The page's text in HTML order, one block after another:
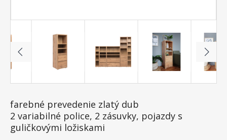
farebné prevedenie zlatý dub
2 variabilné police, 2 zásuvky, pojazdy s
guličkovými ložiskami